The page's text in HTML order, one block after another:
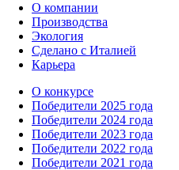
О компании
Производства
Экология
Сделано с Италией
Карьера
О конкурсе
Победители 2025 года
Победители 2024 года
Победители 2023 года
Победители 2022 года
Победители 2021 года